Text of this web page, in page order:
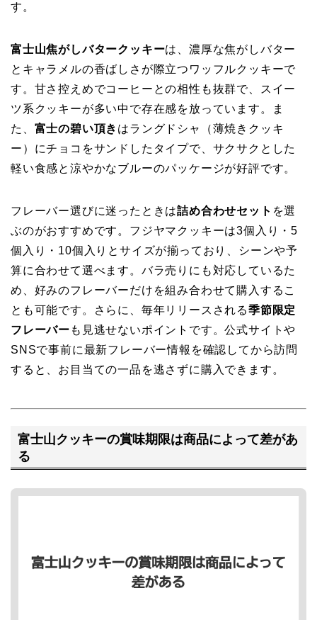
す。
富士山焦がしバタークッキーは、濃厚な焦がしバター
とキャラメルの香ばしさが際立つワッフルクッキーで
す。甘さ控えめでコーヒーとの相性も抜群で、スイー
ツ系クッキーが多い中で存在感を放っています。ま
た、 富士の碧い頂き はラングドシャ（薄焼きクッキ
ー）にチョコをサンドしたタイプで、サクサクとした
軽い食感と涼やかなブルーのパッケージが好評です。
フレーバー選びに迷ったときは詰め合わせセット を選
ぶのがおすすめです。フジヤマクッキーは3個入り・5
個入り・10個入りとサイズが揃っており、シーンや予
算に合わせて選べます。バラ売りにも対応しているた
め、好みのフレーバーだけを組み合わせて購入するこ
とも可能です。さらに、毎年リリースされる季節限定
フレーバー も見逃せないポイントです。公式サイトや
SNSで事前に最新フレーバー情報を確認してから訪問
すると、お目当ての一品を逃さずに購入できます。
富士山クッキーの賞味期限は商品によって差があ
る